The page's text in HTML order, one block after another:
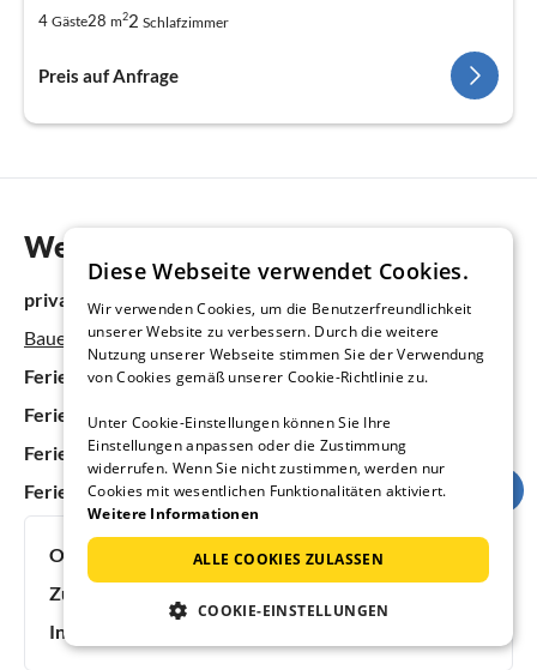
4 Gäste28 m22 Schlafzimmer
Preis auf Anfrage
Weitere Informationen
private Homepage:
Bauerhof Corte Canale Virgilio
Ferienhäuser & Ferienwohnungen in Italien
Ferienhäuser & Ferienwohnungen in Venetien
Ferienhäuser & Ferienwohnungen am Gardasee
Ferienhäuser & Ferienwohnungen in Volta mantovana
Objektnummer:
10152
Zuletzt aktualisiert:
Inserat online seit:
Diese Webseite verwendet Cookies.
Wir verwenden Cookies, um die Benutzerfreundlichkeit
unserer Website zu verbessern. Durch die weitere
Nutzung unserer Webseite stimmen Sie der Verwendung
von Cookies gemäß unserer Cookie-Richtlinie zu.
Unter Cookie-Einstellungen können Sie Ihre
Einstellungen anpassen oder die Zustimmung
widerrufen. Wenn Sie nicht zustimmen, werden nur
Cookies mit wesentlichen Funktionalitäten aktiviert.
Weitere Informationen
ALLE COOKIES ZULASSEN
COOKIE-EINSTELLUNGEN